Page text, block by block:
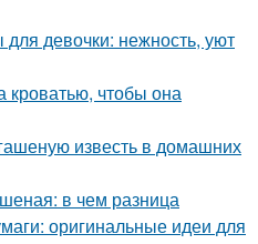
девочки: нежность, уют
кроватью, чтобы она
известь в домашних
в чем разница
оригинальные идеи для